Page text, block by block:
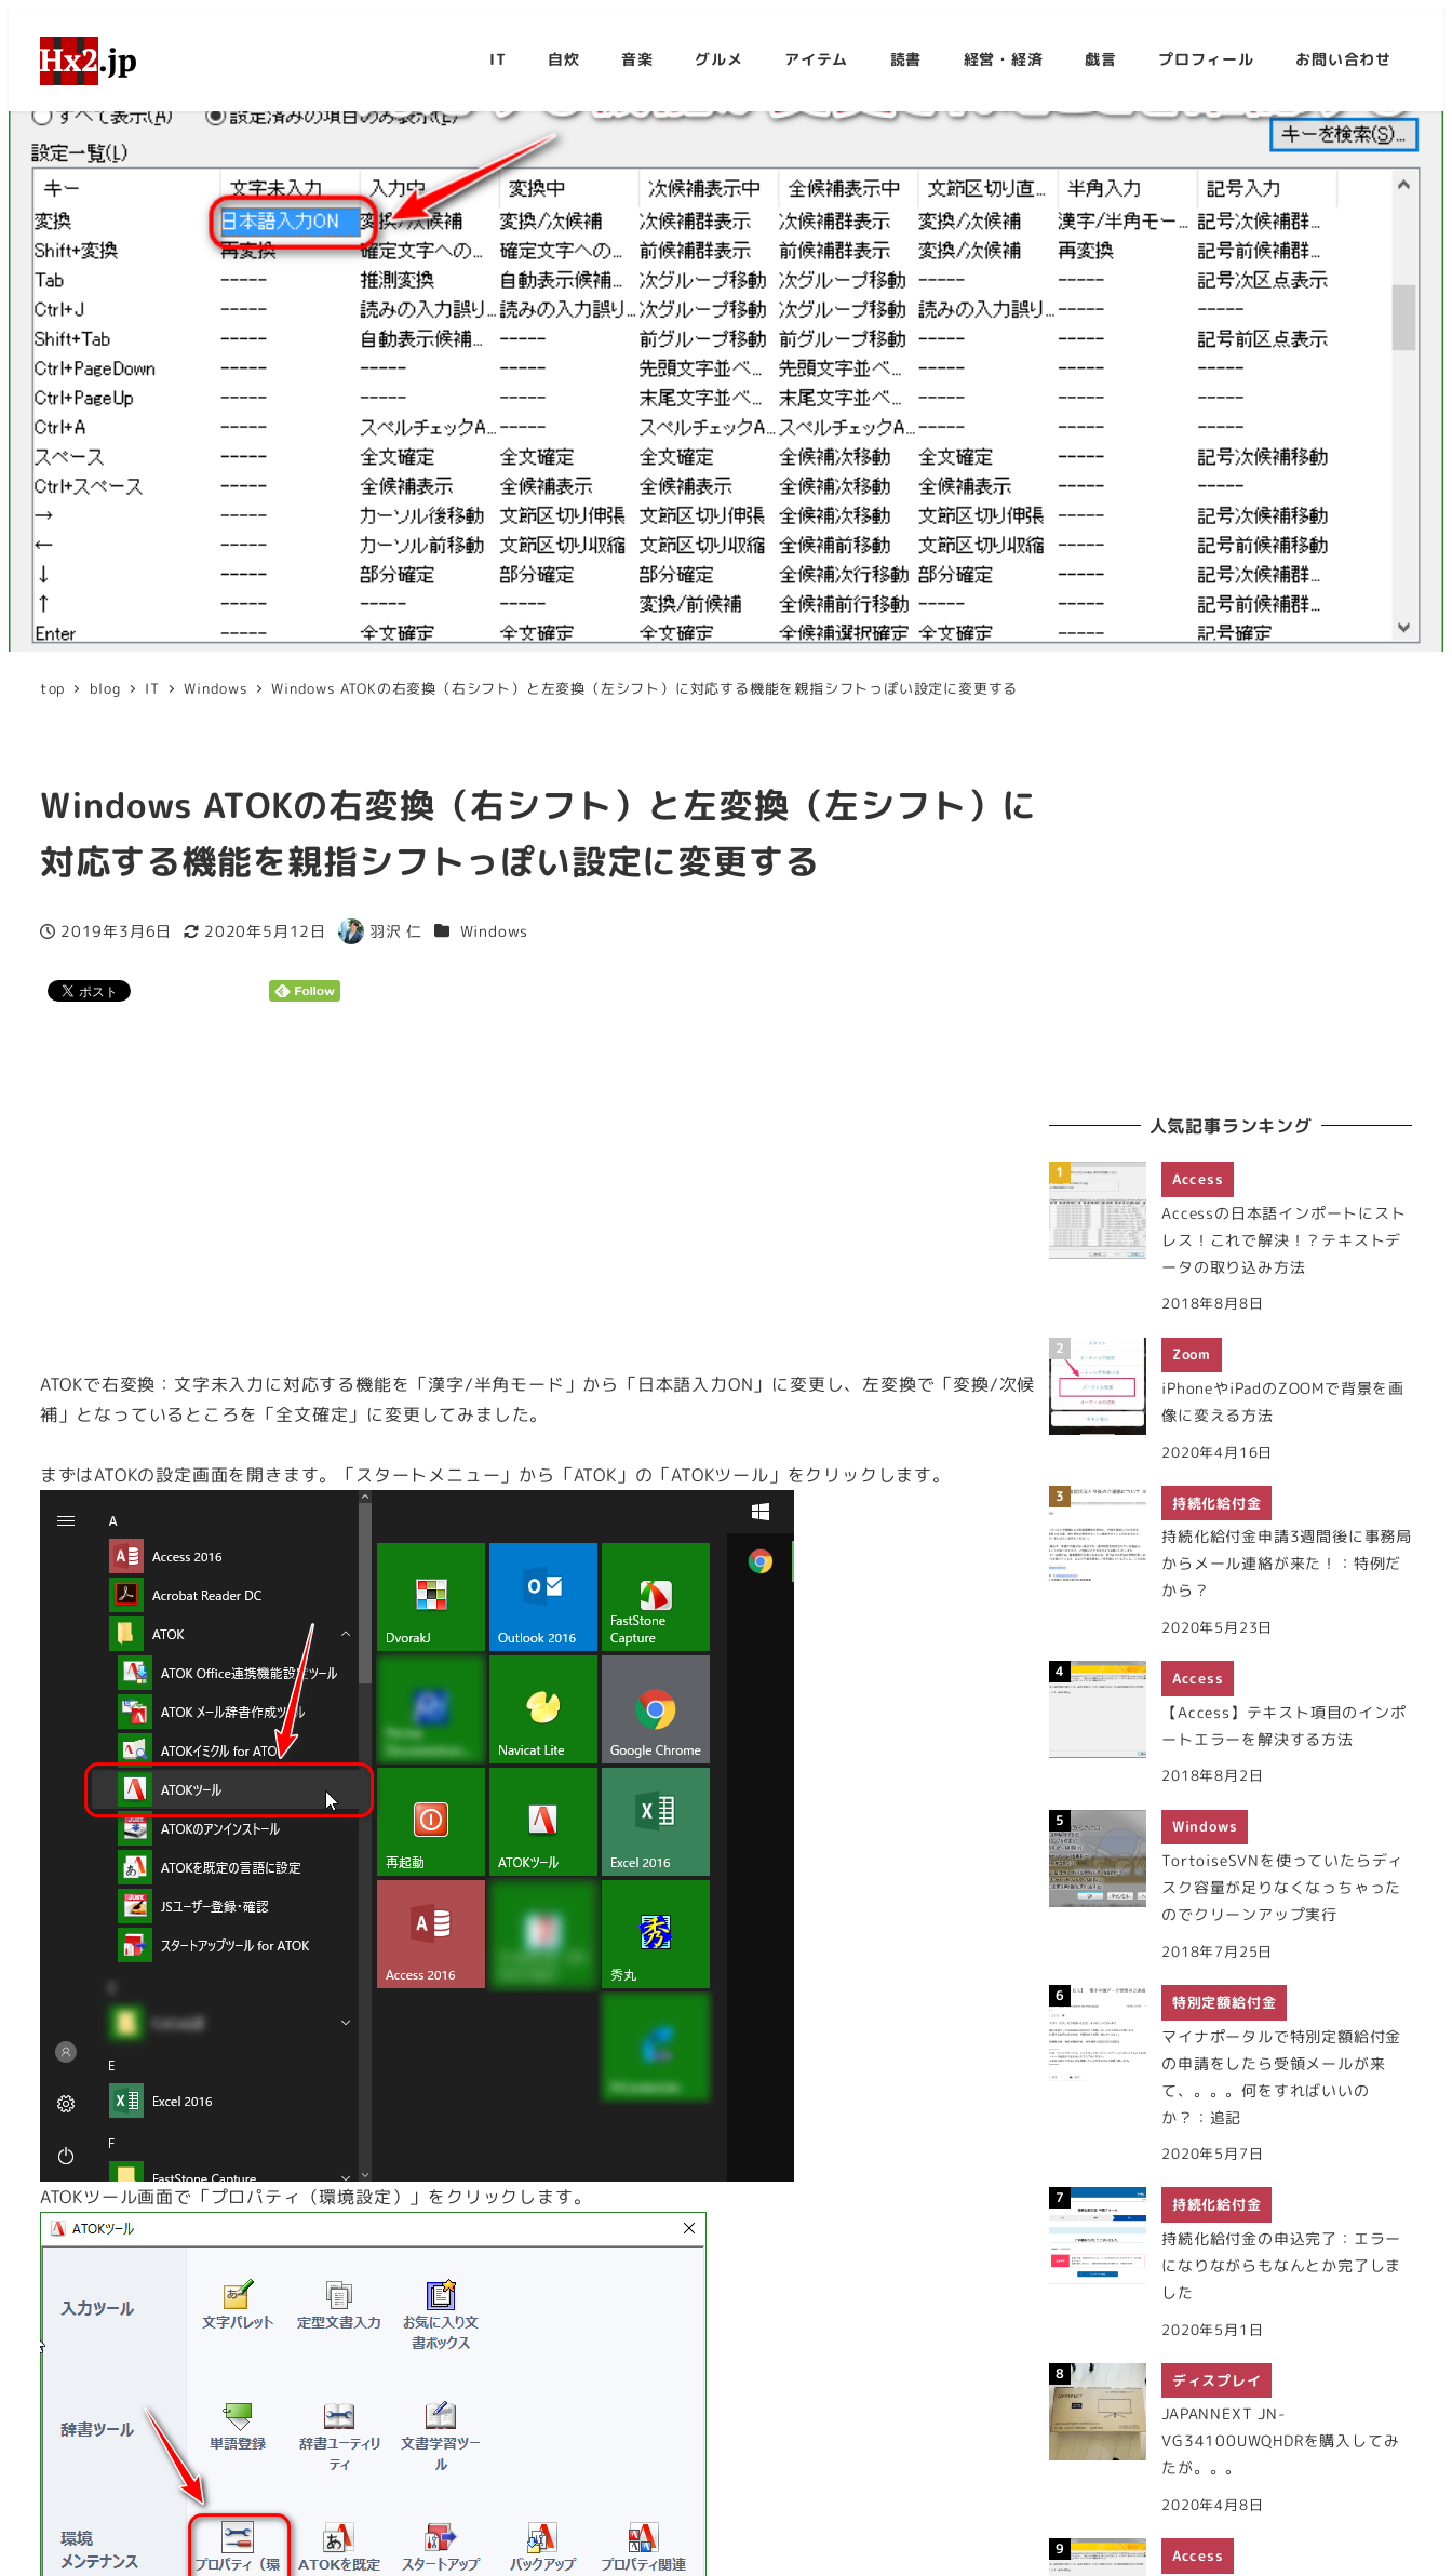
IT 自炊 音楽 グルメ アイテム 読書 経営・経済 戯言 プロフィール お問い合わせ
top blog IT Windows Windows ATOKの右変換（右シフト）と左変換（左シフト）に対応する機能を親指シフトっぽい設定に変更する
Windows ATOKの右変換（右シフト）と左変換（左シフト）に
対応する機能を親指シフトっぽい設定に変更する
投稿日
2019年3月6日
更新日
2020年5月12日
著
羽沢 仁 カテゴリー
Windows
ATOKで右変換：文字未入力に対応する機能を「漢字/半角モード」から「日本語入力ON」に変更し、左変換で「変換/次候
補」となっているところを「全文確定」に変更してみました。
まずはATOKの設定画面を開きます。「スタートメニュー」から「ATOK」の「ATOKツール」をクリックします。
ATOKツール画面で「プロパティ（環境設定）」をクリックします。
人気記事ランキング
Access
Accessの日本語インポートにスト
レス！これで解決！？テキストデ
ータの取り込み方法
2018年8月8日
Zoom
iPhoneやiPadのZOOMで背景を画
像に変える方法
2020年4月16日
持続化給付金
持続化給付金申請3週間後に事務局
からメール連絡が来た！：特例だ
から？
2020年5月23日
Access
【Access】テキスト項目のインポ
ートエラーを解決する方法
2018年8月2日
Windows
TortoiseSVNを使っていたらディ
スク容量が足りなくなっちゃった
のでクリーンアップ実行
2018年7月25日
特別定額給付金
マイナポータルで特別定額給付金
の申請をしたら受領メールが来
て、。。。何をすればいいの
か？：追記
2020年5月7日
持続化給付金
持続化給付金の申込完了：エラー
になりながらもなんとか完了しま
した
2020年5月1日
ディスプレイ
JAPANNEXT JN-
VG34100UWQHDRを購入してみ
たが。。。
2020年4月8日
Access